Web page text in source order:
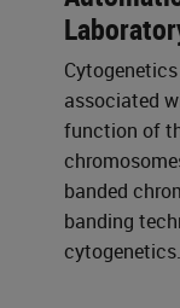
associated
function of
banded
banding